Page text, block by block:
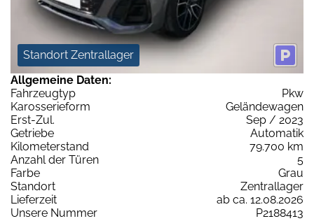
Standort Zentrallager
Allgemeine Daten:
Fahrzeugtyp
Pkw
Karosserieform
Geländewagen
Erst-Zul.
Sep / 2023
Getriebe
Automatik
Kilometerstand
79.700 km
Anzahl der Türen
5
Farbe
Grau
Standort
Zentrallager
Lieferzeit
ab ca. 12.08.2026
Unsere Nummer
P2188413